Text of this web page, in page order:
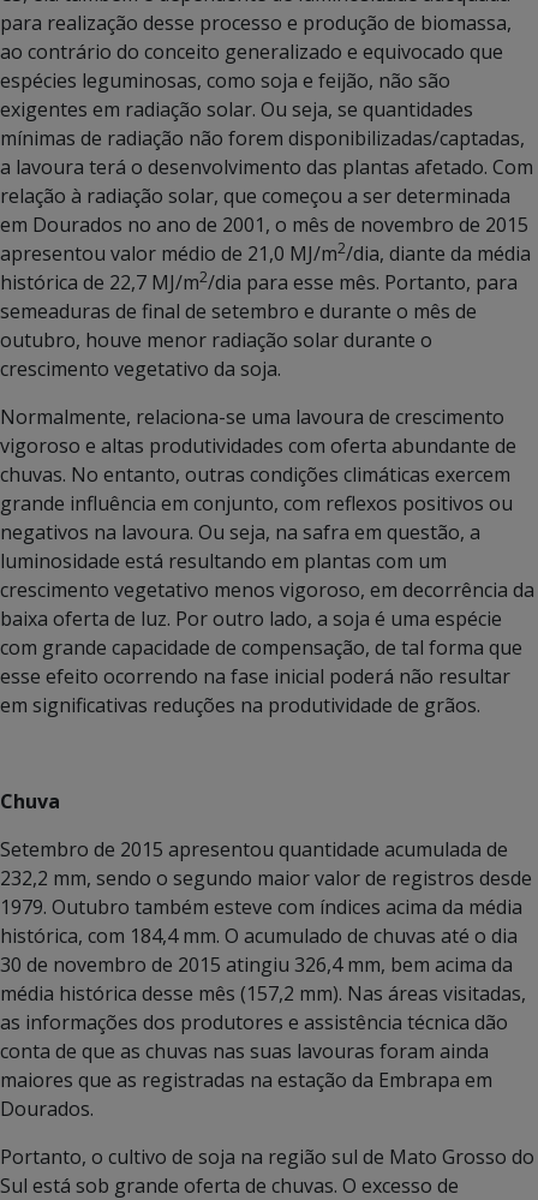
para realização desse processo e produção de biomassa,
ao contrário do conceito generalizado e equivocado que
espécies leguminosas, como soja e feijão, não são
exigentes em radiação solar. Ou seja, se quantidades
mínimas de radiação não forem disponibilizadas/captadas,
a lavoura terá o desenvolvimento das plantas afetado. Com
relação à radiação solar, que começou a ser determinada
em Dourados no ano de 2001, o mês de novembro de 2015
apresentou valor médio de 21,0 MJ/m2/dia, diante da média
histórica de 22,7 MJ/m2/dia para esse mês. Portanto, para
semeaduras de final de setembro e durante o mês de
outubro, houve menor radiação solar durante o
crescimento vegetativo da soja.
Normalmente, relaciona-se uma lavoura de crescimento
vigoroso e altas produtividades com oferta abundante de
chuvas. No entanto, outras condições climáticas exercem
grande influência em conjunto, com reflexos positivos ou
negativos na lavoura. Ou seja, na safra em questão, a
luminosidade está resultando em plantas com um
crescimento vegetativo menos vigoroso, em decorrência da
baixa oferta de luz. Por outro lado, a soja é uma espécie
com grande capacidade de compensação, de tal forma que
esse efeito ocorrendo na fase inicial poderá não resultar
em significativas reduções na produtividade de grãos.
Chuva
Setembro de 2015 apresentou quantidade acumulada de
232,2 mm, sendo o segundo maior valor de registros desde
1979. Outubro também esteve com índices acima da média
histórica, com 184,4 mm. O acumulado de chuvas até o dia
30 de novembro de 2015 atingiu 326,4 mm, bem acima da
média histórica desse mês (157,2 mm). Nas áreas visitadas,
as informações dos produtores e assistência técnica dão
conta de que as chuvas nas suas lavouras foram ainda
maiores que as registradas na estação da Embrapa em
Dourados.
Portanto, o cultivo de soja na região sul de Mato Grosso do
Sul está sob grande oferta de chuvas. O excesso de